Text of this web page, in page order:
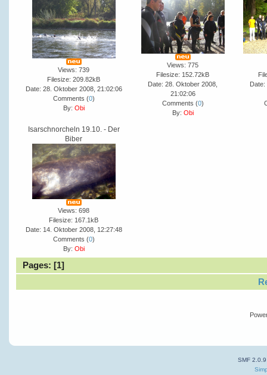
Views: 739
Filesize: 209.82kB
Date: 28. Oktober 2008, 21:02:06
Comments (0)
By: Obi
Views: 775
Filesize: 152.72kB
Date: 28. Oktober 2008,
21:02:06
Comments (0)
By: Obi
Isarschnorcheln 19.10. - Der
Biber
Views: 698
Filesize: 167.1kB
Date: 14. Oktober 2008, 12:27:48
Comments (0)
By: Obi
Pages: [1]
SMF 2.0.9